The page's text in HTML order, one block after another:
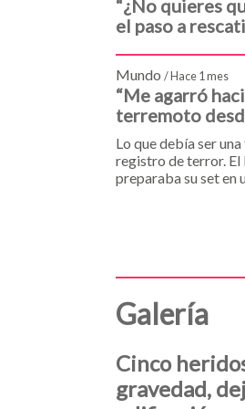
“¿No quieres
el paso a
Mundo / Hace 1 mes
“Me agarró
terremoto
Lo que debía ser
registro de terror.
preparaba su set en
Galería
volver a ser